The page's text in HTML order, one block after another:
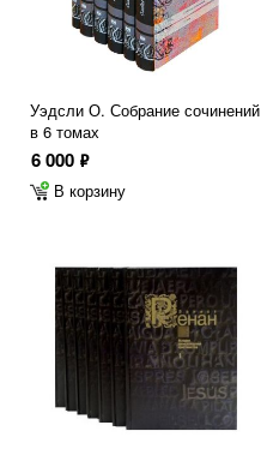
Уэдсли О. Собрание сочинений
в 6 томах
6 000 ф
В корзину